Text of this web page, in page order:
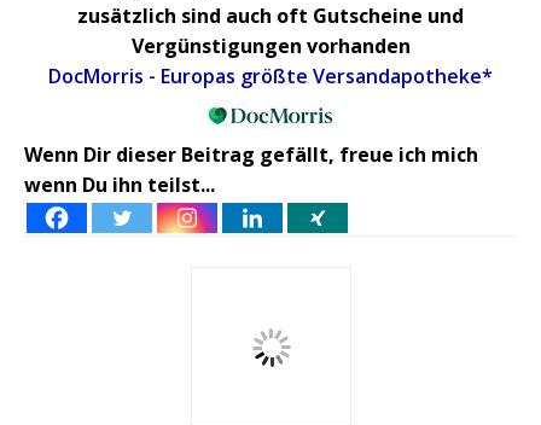
zusätzlich sind auch oft Gutscheine und
Vergünstigungen vorhanden
DocMorris - Europas größte Versandapotheke*
Wenn Dir dieser Beitrag gefällt, freue ich mich
wenn Du ihn teilst...